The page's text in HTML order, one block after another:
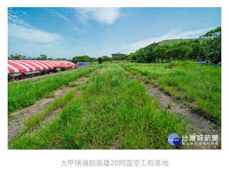
大甲殯儀館新建20間靈堂工程基地